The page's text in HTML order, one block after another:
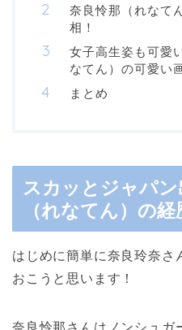
奈良怜那（れなて
相！
女子高生姿も可愛
なてん）の可愛い
まとめ
スカッとジャパ
（れなてん）の経
はじめに簡単に奈良玲奈さ
おこうと思います！
奈良怜那さんはノンシュガ